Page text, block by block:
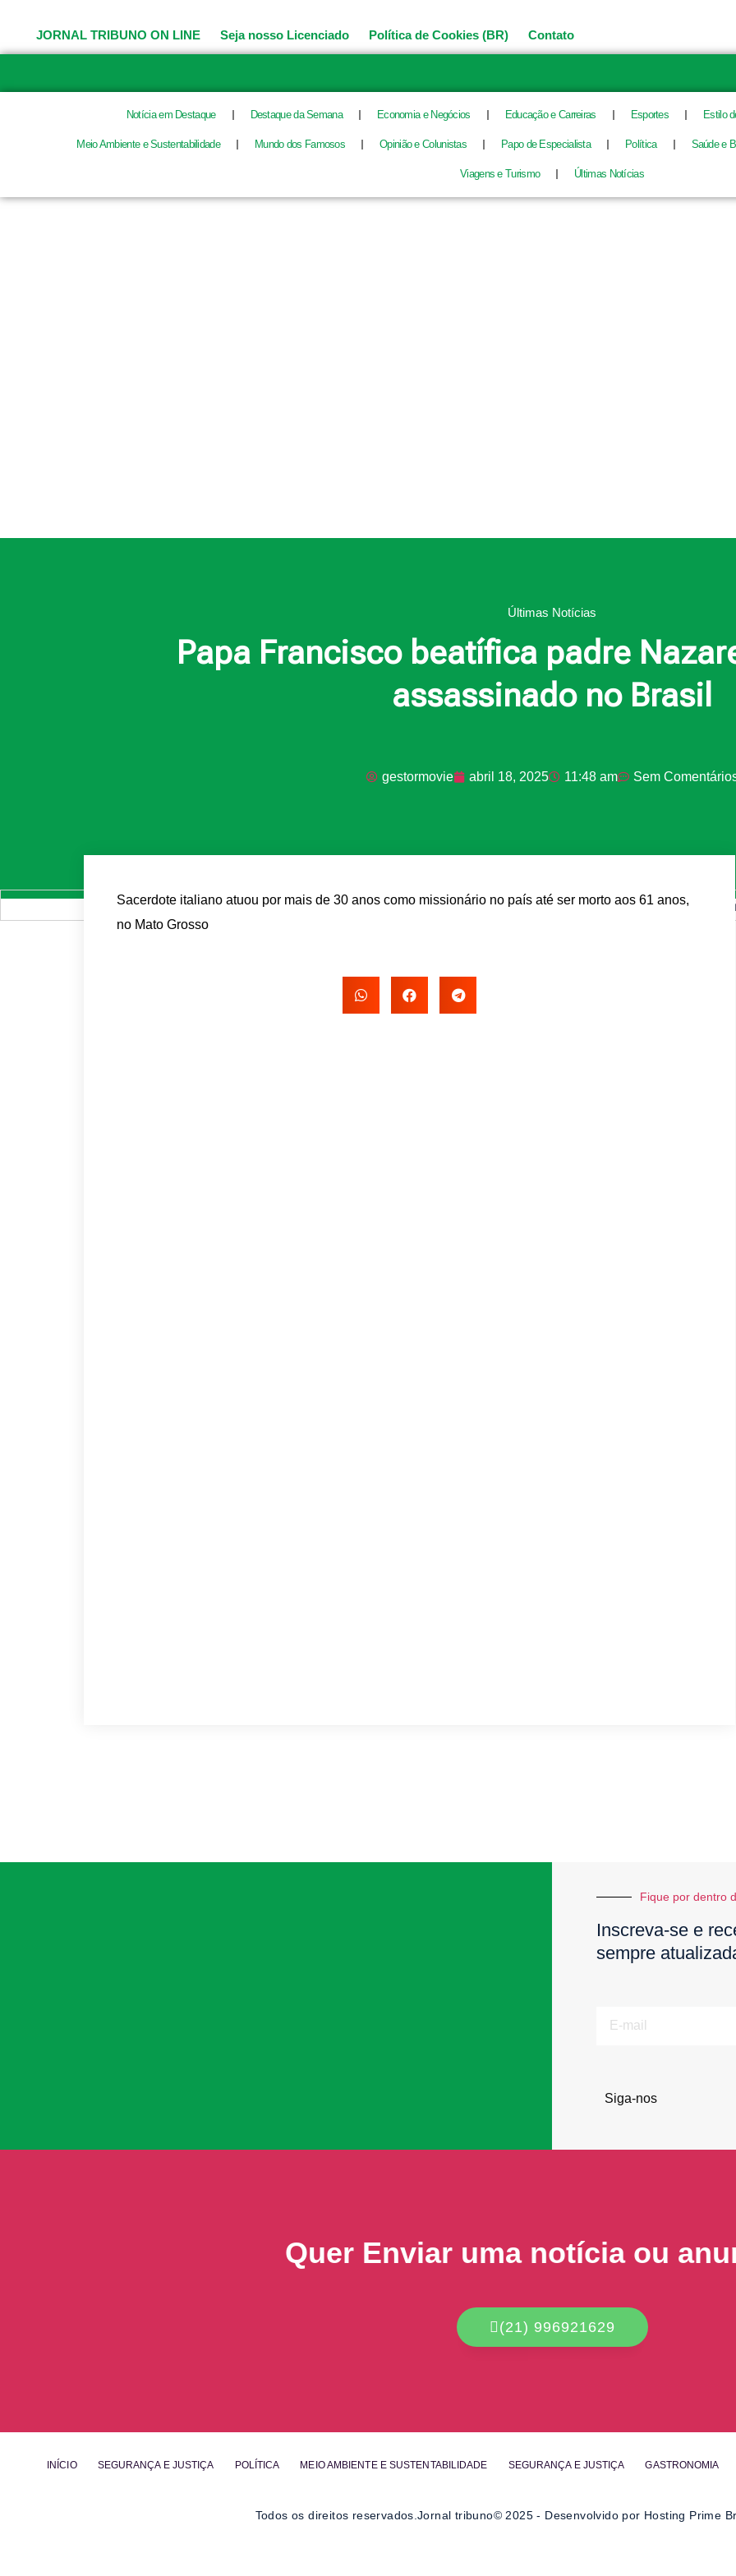
o
JORNAL TRIBUNO ON LINE Seja nosso Licenciado Política de Cookies (BR) Contato
Notícia em Destaque Destaque da Semana Economia e Negócios Educação e Carreiras Esportes Estilo
Meio Ambiente e Sustentabilidade Mundo dos Famosos Opinião e Colunistas Papo de Especialista Política Saúde e
Viagens e Turismo Últimas Notícias
Últimas Notícias
Papa Francisco beatífica padre
assassinado no Brasil
gestormovie abril 18, 2025 11:48 am Sem
Sacerdote italiano atuou por mais de 30 anos como missionário no país até ser morto aos 61 anos,
no Mato Grosso
Fique por dentro
Inscreva-se e
sempre
Siga-nos
Quer Enviar uma notícia ou
(21) 996921629
INÍCIO SEGURANÇA E JUSTIÇA POLÍTICA MEIO AMBIENTE E SUSTENTABILIDADE SEGURANÇA E JUSTIÇA GASTRONOMIA
Todos os direitos reservados.Jornal tribuno© 2025 - Desenvolvido por Hosting Prime